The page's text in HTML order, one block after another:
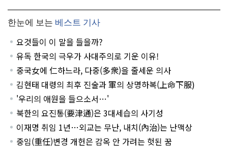
한눈에 보는 베스트 기사
요것들이 이 말을 들을까?
유독 한국의 극우가 사대주의로 기운 이유!
중국女에 仁하느라, 다중(多衆)을 줄세운 의사
김현태 대령의 최후 진술과 軍의 상명하복(上命下服)
'우리의 애원을 들으소서…'
북한의 요진통(要津通)은 3대세습의 사기성
이재명 취임 1년…외교는 무난, 내치(內治)는 난맥상
중임(重任)변경 개헌은 감옥 안 가려는 헛된 꿈